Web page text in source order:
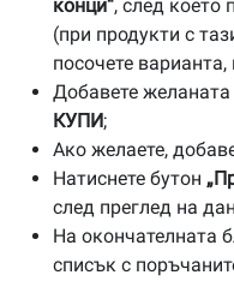
конци“, след което
(при продукти с
посочете
Добавете
КУПИ;
Ако желаете,
Натиснете бутон
след преглед на
На окончателната
списък с